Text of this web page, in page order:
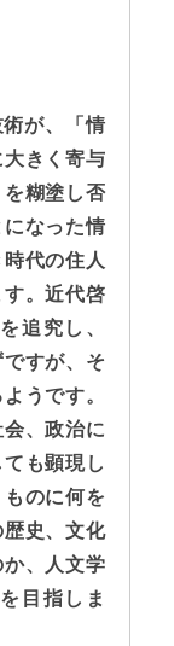
が、「情
きく寄与
糊塗し否
なった情
代の住人
。近代啓
追究し、
すが、そ
うです。
、政治に
も顕現し
のに何を
史、文化
、人文学
目指しま